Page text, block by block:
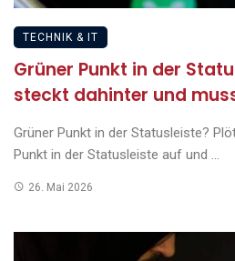
TECHNIK & IT
Grüner Punkt in der
steckt dahinter und
Grüner Punkt in der Statusleiste?
Punkt in der Statusleiste auf und ...
26. Mai 2026